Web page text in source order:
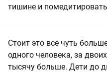
тишине и
Стоит это все чуть
одного человека, за
тысячу больше. Дети до